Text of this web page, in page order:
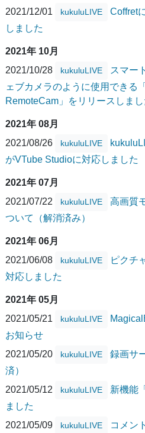
2021/12/01
kukuluLIVE
Coffret
しました
2021年 10月
2021/10/28
kukuluLIVE
スマー
ェブカメラのように使用できる
RemoteCam」をリリースしまし
2021年 08月
2021/08/26
kukuluLIVE
がVTube Studioに対応しました
2021年 07月
2021/07/22
kukuluLIVE
高画質
ついて（解消済み）
2021年 06月
2021/06/08
kukuluLIVE
ピクチ
対応しました
2021年 05月
2021/05/21
kukuluLIVE
お知らせ
2021/05/20
kukuluLIVE
録画サ
済）
2021/05/12
kukuluLIVE
新機能
ました
2021/05/09
kukuluLIVE
コメン